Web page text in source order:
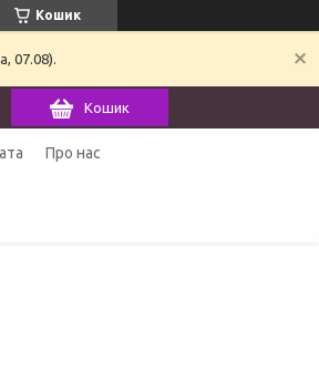
Кошик
07.08).
Кошик
Про нас